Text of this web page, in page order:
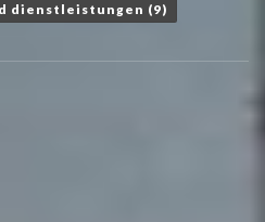
dienstleistungen (9)